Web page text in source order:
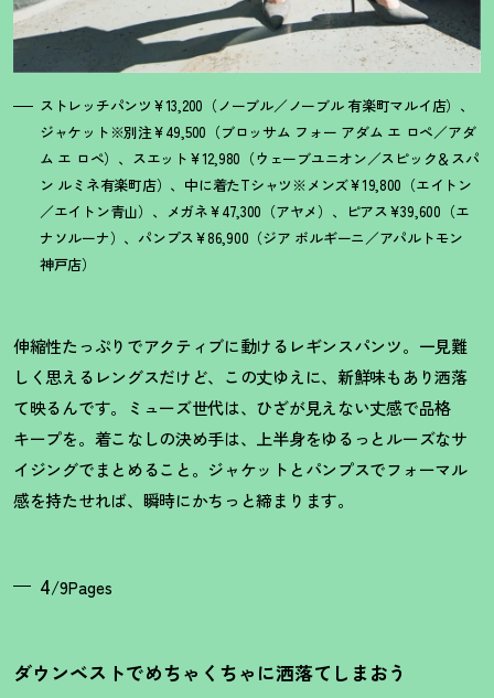
ストレッチパンツ¥13,200（ノーブル／ノーブル 有楽町マルイ店）、
ジャケット※別注¥49,500（ブロッサム フォー アダム エ ロペ／アダ
ム エ ロペ）、スエット¥12,980（ウェーブユニオン／スピック＆スパ
ン ルミネ有楽町店）、中に着たTシャツ※メンズ¥19,800（エイトン
／エイトン青山）、メガネ¥47,300（アヤメ）、ピアス¥39,600（エ
ナソルーナ）、パンプス¥86,900（ジア ボルギーニ／アパルトモン
神戸店）
伸縮性たっぷりでアクティブに動けるレギンスパンツ。一見難
しく思えるレングスだけど、この丈ゆえに、新鮮味もあり洒落
て映るんです。ミューズ世代は、ひざが見えない丈感で品格
キープを。着こなしの決め手は、上半身をゆるっとルーズなサ
イジングでまとめること。ジャケットとパンプスでフォーマル
感を持たせれば、瞬時にかちっと締まります。
4/9Pages
ダウンベストでめちゃくちゃに洒落てしまおう